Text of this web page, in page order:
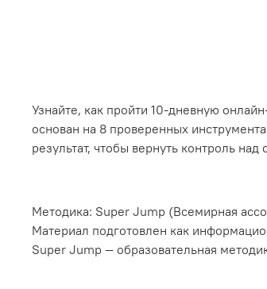
Узнайте, как пройти 10-дневную
основан на 8 проверенных
результат, чтобы вернуть контроль
Методика: Super Jump (Всемирная
Материал подготовлен как
Super Jump — образовательная